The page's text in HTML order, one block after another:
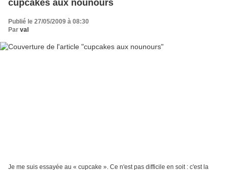
cupcakes aux nounours
Publié le 27/05/2009 à 08:30
Par val
Je me suis essayée au « cupcake ». Ce n'est pas difficile en soit : c'est la